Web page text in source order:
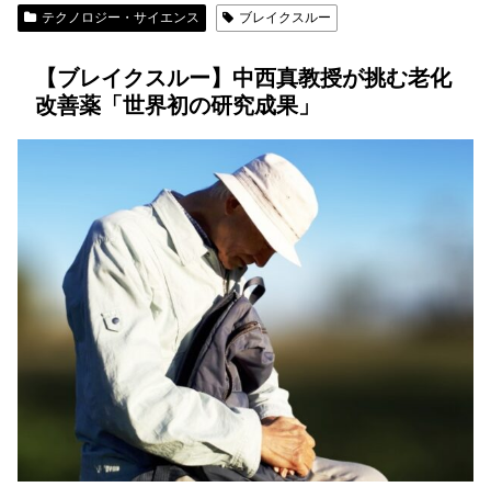
テクノロジー・サイエンス ブレイクスルー
【ブレイクスルー】中西真教授が挑む老化
改善薬「世界初の研究成果」